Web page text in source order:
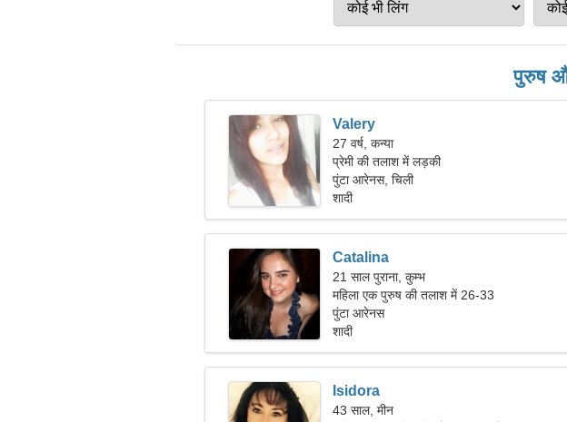
पुरुष
Valery
27 वर्ष, कन्या
प्रेमी की तलाश में लड़की
पुंटा आरेनस, चिली
शादी
Catalina
21 साल पुराना, कुम्भ
महिला एक पुरुष की तलाश में 26-33
पुंटा आरेनस
शादी
Isidora
43 साल, मीन